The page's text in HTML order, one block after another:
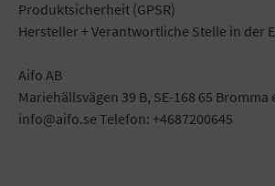
Produktsicherheit (GPSR)
Hersteller + Verantwortliche Stelle in der
Aifo AB
Mariehällsvägen 39 B, SE-168 65 Bromma
info@aifo.se Telefon: +4687200645